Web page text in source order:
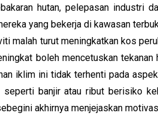
hutan, pelepasan industri
yang bekerja di kawasan
malah turut meningkatkan kos
boleh mencetuskan
iklim ini tidak terhenti pada
banjir atau ribut berisiko
akhirnya menjejaskan